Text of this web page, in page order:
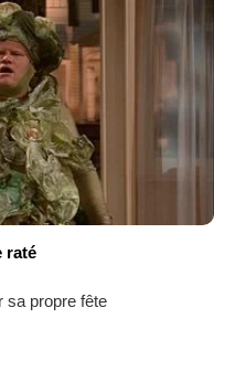
raté
sa propre fête